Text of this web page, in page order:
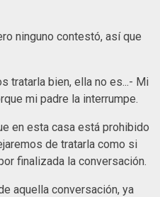
ninguno contestó, así que
tratarla bien, ella no es...- Mi
mi padre la interrumpe.
en esta casa está prohibido
de tratarla como si
finalizada la conversación.
aquella conversación, ya